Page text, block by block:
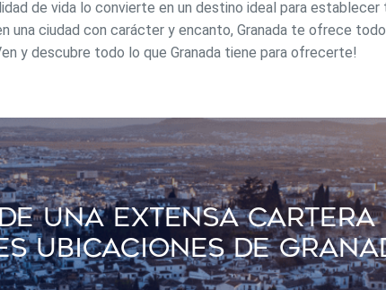
de vida lo convierte en un destino ideal para establecer
una ciudad con carácter y encanto, Granada te ofrece
y descubre todo lo que Granada tiene para ofrecerte!
Una Extensa Cartera
Ubicaciones De
utilizadas para almacenar información sobre las preferencias y
del usuario a través de la observación continuada de sus
Gracias a ellas, podemos conocer los hábitos de navegación